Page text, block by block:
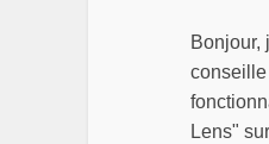
Bonjour,
conseille
Lens"